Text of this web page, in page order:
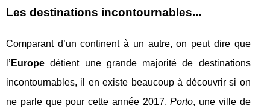
Les destinations incontournables...
Comparant d’un continent à un autre, on peut dire que
l’ Europe détient une grande majorité de destinations
incontournables, il en existe beaucoup à découvrir si on
ne parle que pour cette année 2017,Porto, une ville de